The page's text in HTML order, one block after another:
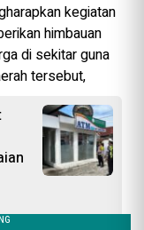
kegiatan
himbauan
di sekitar guna
tersebut,